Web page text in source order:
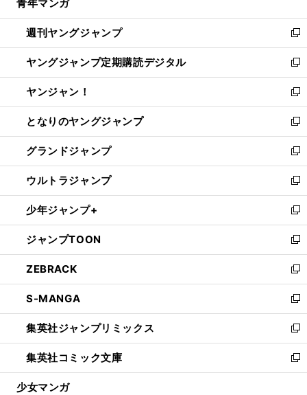
開
く
ウ
で
開
く
ン
ド
ウ
で
開
く
ウ
ィ
ン
ド
ウ
で
開
く
青年マンガ
週刊ヤングジャンプ
新
し
い
ウ
ィ
ン
ド
ウ
で
開
く
ヤングジャンプ定期購読デジタル
新
し
い
ウ
ィ
ン
ド
ウ
で
開
く
ヤンジャン！
新
し
い
ウ
ィ
ン
ド
ウ
で
開
く
となりのヤングジャンプ
新
し
い
ウ
ィ
ン
ド
ウ
で
開
く
グランドジャンプ
新
し
い
ウ
ィ
ン
ド
ウ
で
開
く
ウルトラジャンプ
新
し
い
ウ
ィ
ン
ド
ウ
で
開
く
少年ジャンプ+
新
し
い
ウ
ィ
ン
ド
ウ
で
開
く
ジャンプTOON
新
し
い
ウ
ィ
ン
ド
ウ
で
開
ZEBRACK
新
し
い
ウ
ィ
ン
ド
ウ
S-MANGA
新
し
い
ウ
ィ
ン
集英社ジャンプリミックス
新
し
い
ウ
集英社コミック文庫
新
し
少女マンガ